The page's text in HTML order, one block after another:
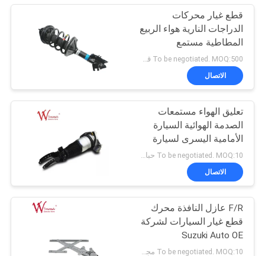
قطع غيار الدراجات
النارية
أجزاء جسم الدراجة
النارية
121
24
قطع غيار محركات
الدراجات النارية هواء الربيع
المطاطية مستمع
الصدمات CC2934900
Wimma عالية الأداء
الاتصال
تعليق الهواء مستمعات
الصدمة الهوائية السيارة
الأمامية اليسرى لسيارة
كايين المصنع الصيني
الاتصال
F/R عازل النافذة محرك
قطع غيار السيارات لشركة
Suzuki Auto OE
C8974382530 المصنع